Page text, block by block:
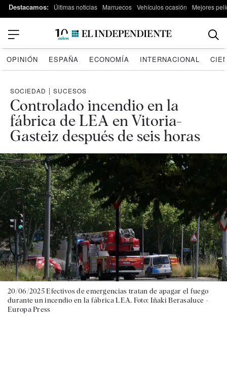
Destacamos: Últimas noticias Marruecos Vehículos ocasión Mejores
OPINIÓN ESPAÑA ECONOMÍA INTERNACIONAL
SOCIEDAD | SUCESOS
Controlado incendio en la
fábrica de LEA en Vitoria-
Gasteiz después de seis horas
20/06/2025 Efectivos de emergencias tratan de apagar el fuego
durante un incendio en la fábrica LEA. Foto: Iñaki Berasaluce -
Europa Press